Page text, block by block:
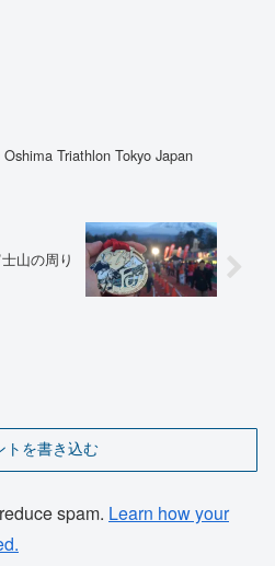
Oshima Triathlon Tokyo Japan
山の周り
トを書き込む
spam. Learn how your